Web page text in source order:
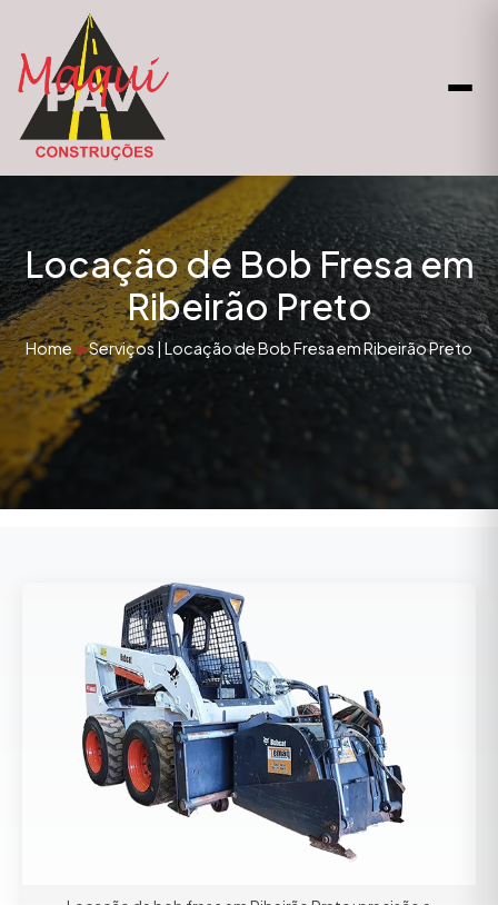
Locação de Bob Fresa em
Ribeirão Preto
Home Serviços | Locação de Bob Fresa em Ribeirão Preto